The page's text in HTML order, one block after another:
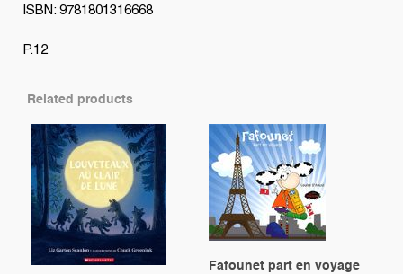
ISBN: 9781801316668
P.12
Related products
Fafounet part en voyage